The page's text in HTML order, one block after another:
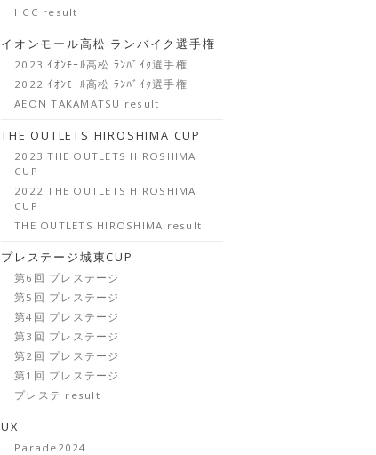
HCC result
イオンモール高松 ランバイク選手権
2023 ｲｵﾝﾓｰﾙ高松 ﾗﾝﾊﾞｲｸ選手権
2022 ｲｵﾝﾓｰﾙ高松 ﾗﾝﾊﾞｲｸ選手権
AEON TAKAMATSU result
THE OUTLETS HIROSHIMA CUP
2023 THE OUTLETS HIROSHIMA
CUP
2022 THE OUTLETS HIROSHIMA
CUP
THE OUTLETS HIROSHIMA result
プレステージ城東CUP
第6回 プレステージ
第5回 プレステージ
第4回 プレステージ
第3回 プレステージ
第2回 プレステージ
第1回 プレステージ
プレステ result
UX
Parade2024